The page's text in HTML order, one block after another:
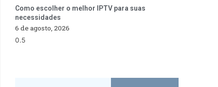
Como escolher o melhor IPTV para suas
necessidades
6 de agosto, 2026